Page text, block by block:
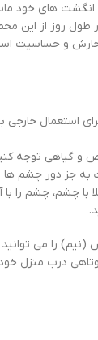
های خود
طول روز از این
و حساسیت
استعمال
و گیاهی توجه
جز دور چشم ها
چشم، چشم را
را می
درب منزل